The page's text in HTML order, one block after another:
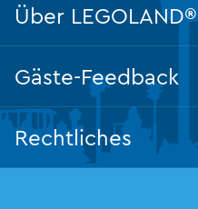
Über LEGOLAND®
Gäste-Feedback
Rechtliches